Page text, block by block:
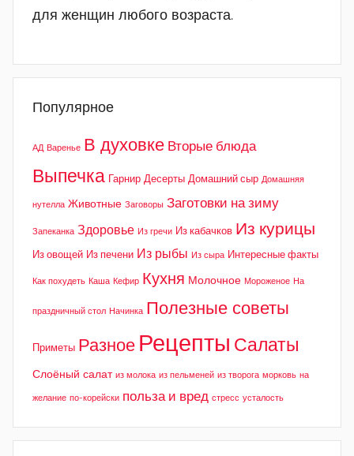
для женщин любого возраста.
Популярное
АД Варенье В духовке Вторые блюда
Выпечка Гарнир Десерты Домашний сыр Домашняя
нутелла Животные Заговоры Заготовки на зиму
Запеканка Здоровье Из гречи Из кабачков Из курицы
Из овощей Из печени Из рыбы Из сыра Интересные факты
Как похудеть Каша Кефир Кухня Молочное Мороженое На
праздничный стол Начинка Полезные советы
Приметы Разное Рецепты Салаты
Слоёный салат из молока из пельменей из творога морковь на
желание по-корейски польза и вред стресс усталость